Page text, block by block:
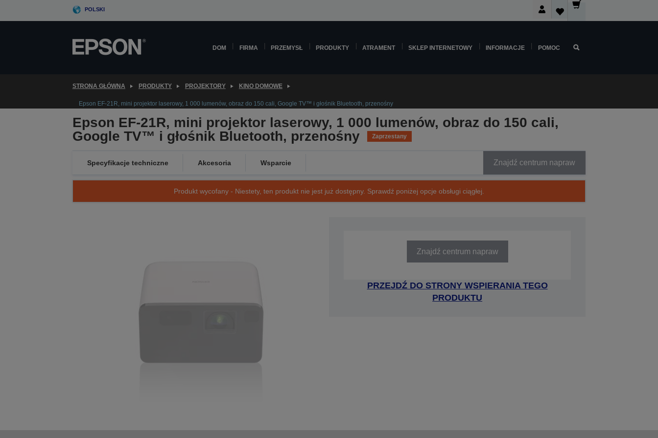
POLSKI
DOM FIRMA PRZEMYSŁ PRODUKTY ATRAMENT SKLEP INTERNETOWY INFORMACJE POMOC
STRONA GŁÓWNA PRODUKTY PROJEKTORY KINO DOMOWE
Epson EF-21R, mini projektor laserowy, 1 000 lumenów, obraz do 150 cali, Google TV™ i głośnik Bluetooth, przenośny
Epson EF-21R, mini projektor laserowy, 1 000 lumenów, obraz do 150 cali,
Google TV™ i głośnik Bluetooth, przenośny
Zaprzestany
Specyfikacje techniczne Akcesoria Wsparcie Znajdź centrum napraw
Produkt wycofany - Niestety, ten produkt nie jest już dostępny. Sprawdź poniżej opcje obsługi ciągłej.
Znajdź centrum napraw
PRZEJDŹ DO STRONY WSPIERANIA TEGO
PRODUKTU